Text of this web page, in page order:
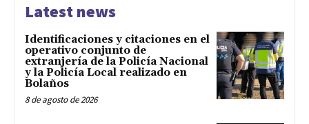
Latest news
Identificaciones y citaciones en el
operativo conjunto de
extranjería de la Policía Nacional
y la Policía Local realizado en
Bolaños
8 de agosto de 2026